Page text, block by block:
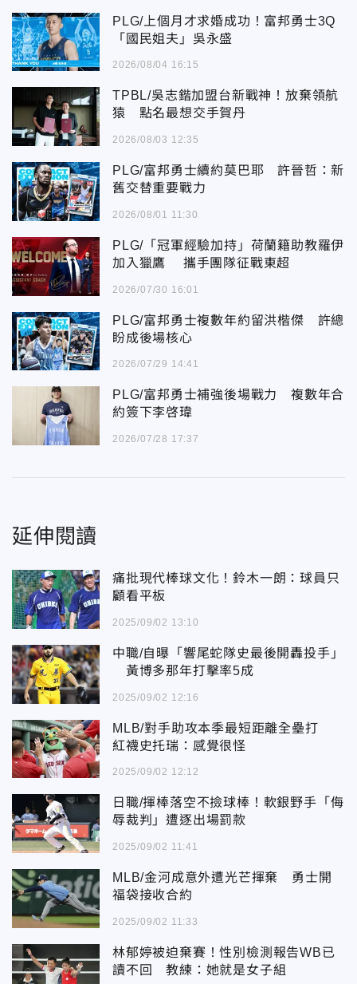
PLG/上個月才求婚成功！富邦勇士3Q
「國民姐夫」吳永盛
2026/08/04 16:15
TPBL/吳志鍇加盟台新戰神！放棄領航
猿 點名最想交手賀丹
2026/08/03 12:35
PLG/富邦勇士續約莫巴耶 許晉哲：新
舊交替重要戰力
2026/08/01 11:30
PLG/「冠軍經驗加持」荷蘭籍助教羅伊
加入獵鷹 攜手團隊征戰東超
2026/07/30 16:01
PLG/富邦勇士複數年約留洪楷傑 許總
盼成後場核心
2026/07/29 14:41
PLG/富邦勇士補強後場戰力 複數年合
約簽下李啓瑋
2026/07/28 17:37
延伸閱讀
痛批現代棒球文化！鈴木一朗：球員只
顧看平板
2025/09/02 13:10
中職/自曝「響尾蛇隊史最後開轟投手」
黃博多那年打擊率5成
2025/09/02 12:16
MLB/對手助攻本季最短距離全壘打
紅襪史托瑞：感覺很怪
2025/09/02 12:12
日職/揮棒落空不撿球棒！軟銀野手「侮
辱裁判」遭逐出場罰款
2025/09/02 11:41
MLB/金河成意外遭光芒揮棄 勇士開
福袋接收合約
2025/09/02 11:33
林郁婷被迫棄賽！性別檢測報告WB已
讀不回 教練：她就是女子組